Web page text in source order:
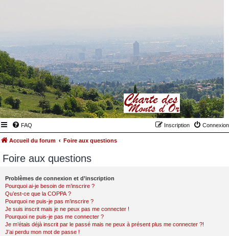
FAQ Connexion
Inscription
Accueil du forum Foire aux questions
Foire aux questions
Problèmes de connexion et d’inscription
Pourquoi ai-je besoin de m’inscrire ?
Qu’est-ce que la COPPA ?
Pourquoi ne puis-je pas m’inscrire ?
Je suis inscrit mais je ne peux pas me connecter !
Pourquoi ne puis-je pas me connecter ?
Je m’étais déjà inscrit par le passé mais ne peux à présent plus me connecter ?!
J’ai perdu mon mot de passe !